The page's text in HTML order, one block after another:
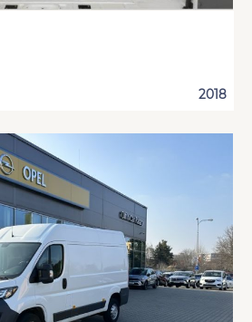
2018